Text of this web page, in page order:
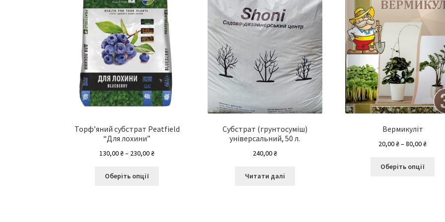
Торф’яний субстрат Peatfield
“Для лохини”
130,00₴– 230,00₴Діапазон
Оберіть опції
Субстрат (грунтосуміш)
універсальний, 50 л.
240,00₴
Читати далі
Вермикуліт
20,00₴–80,00₴
Оберіть опції